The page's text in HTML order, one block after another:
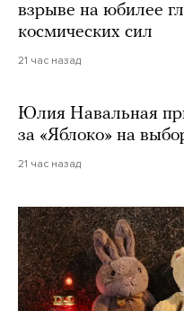
взрыве на юбилее
космических сил
21 час назад
Юлия Навальная
за «Яблоко» на
21 час назад